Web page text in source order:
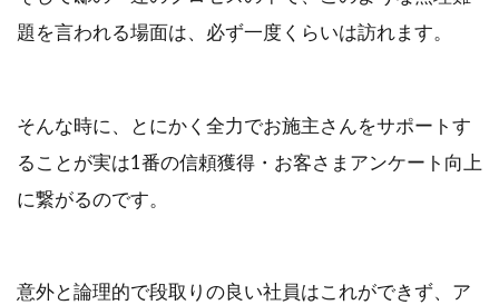
題を言われる場面は、必ず一度くらいは訪れます。
そんな時に、とにかく全力でお施主さんをサポートす
ることが実は1番の信頼獲得・お客さまアンケート向上
に繋がるのです。
意外と論理的で段取りの良い社員はこれができず、ア